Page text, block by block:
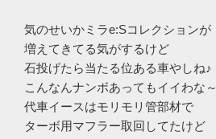
気のせいかミラe:Sコレクションが
増えてきてる気がするけど
石投げたら当たる位ある車やしね♪
こんなんナンボあってもイイわな～
代車イースはモリモリ管部材で
ターボ用マフラー取回してたけど